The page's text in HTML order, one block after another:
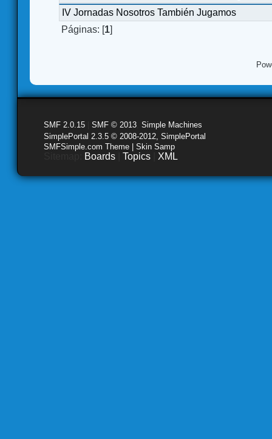
IV Jornadas Nosotros También Jugamos
Páginas: [1]
SMF 2.0.15 SMF © 2013 Simple Machines
SimplePortal 2.3.5 © 2008-2012, SimplePortal
SMFSimple.com Theme | Skin Samp
Boards Topics XML